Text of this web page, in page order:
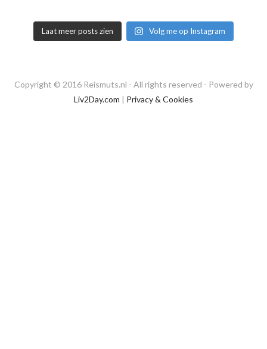
Laat meer posts zien Volg me op Instagram
Copyright © 2016 Reismuts.nl - All rights reserved - Powered by
Liv2Day.com | Privacy & Cookies